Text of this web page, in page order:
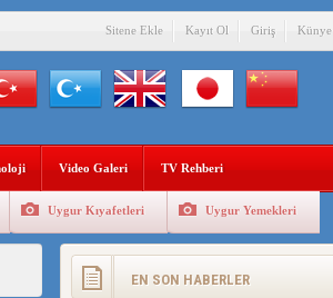
Sitene Ekle Kayıt Ol Giriş Künye
Video Galeri TV Rehberi
Uygur Kıyafetleri Uygur Yemekleri
EN SON HABERLER